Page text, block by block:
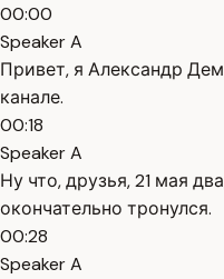
00:00
Speaker A
Привет, я Александр
канале.
00:18
Speaker A
Ну что, друзья, 21 мая
окончательно тронулся.
00:28
Speaker A